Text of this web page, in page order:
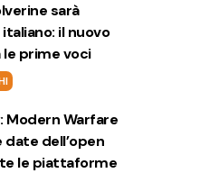
sarà
il nuovo
le prime voci
Modern Warfare
date dell’open
le piattaforme